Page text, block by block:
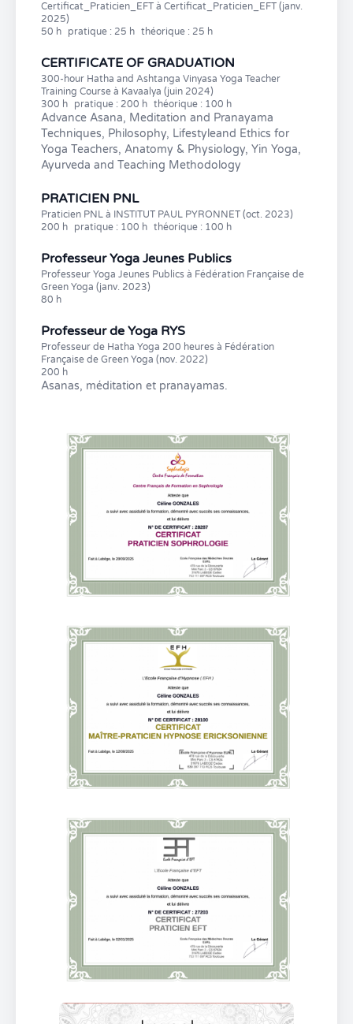
Certificat_Praticien_EFT à Certificat_Praticien_EFT (janv.
2025)
50 h
pratique : 25 h théorique : 25 h
CERTIFICATE OF GRADUATION
300-hour Hatha and Ashtanga Vinyasa Yoga Teacher
Training Course à Kavaalya (juin 2024)
300 h
pratique : 200 h théorique : 100 h
Advance Asana, Meditation and Pranayama
Techniques, Philosophy, Lifestyleand Ethics for
Yoga Teachers, Anatomy & Physiology, Yin Yoga,
Ayurveda and Teaching Methodology
PRATICIEN PNL
Praticien PNL à INSTITUT PAUL PYRONNET (oct. 2023)
200 h
pratique : 100 h théorique : 100 h
Professeur Yoga Jeunes Publics
Professeur Yoga Jeunes Publics à Fédération Française de
Green Yoga (janv. 2023)
80 h
Professeur de Yoga RYS
Professeur de Hatha Yoga 200 heures à Fédération
Française de Green Yoga (nov. 2022)
200 h
Asanas, méditation et pranayamas.